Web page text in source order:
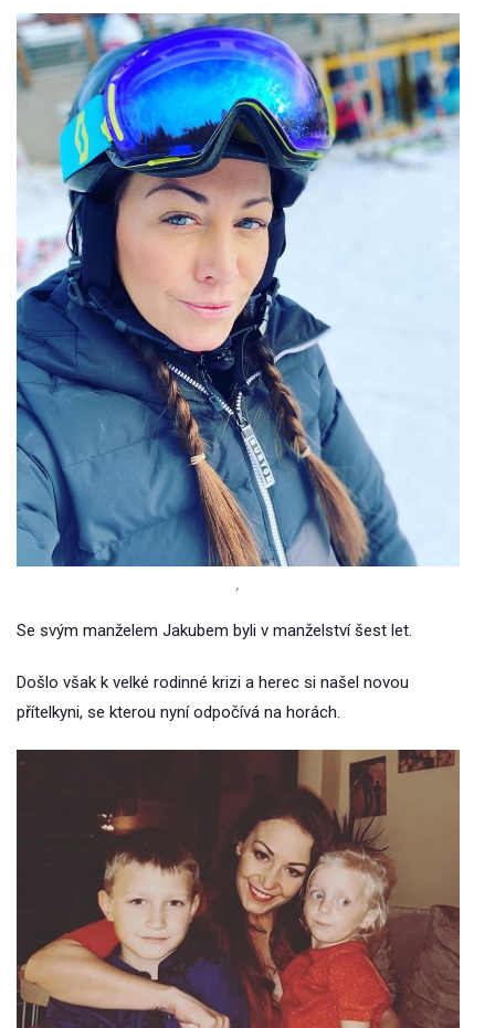
,
Se svým manželem Jakubem byli v manželství šest let.
Došlo však k velké rodinné krizi a herec si našel novou
přítelkyni, se kterou nyní odpočívá na horách.